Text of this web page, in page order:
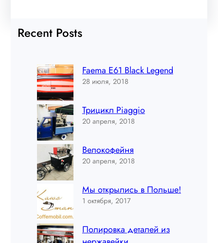
Recent Posts
Faema E61 Black Legend
28 июля, 2018
Трицикл Piaggio
20 апреля, 2018
Велокофейня
20 апреля, 2018
Мы открылись в Польше!
1 октября, 2017
Полировка деталей из